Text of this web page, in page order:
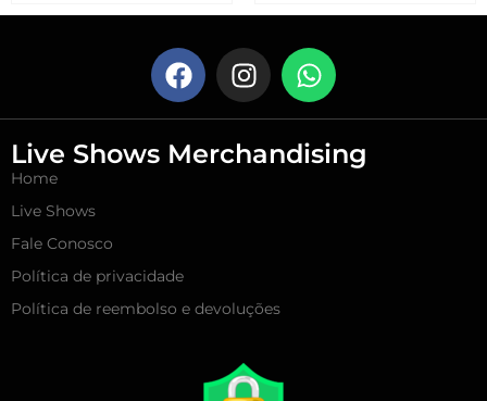
Live Shows Merchandising
Home
Live Shows
Fale Conosco
Política de privacidade
Política de reembolso e devoluções